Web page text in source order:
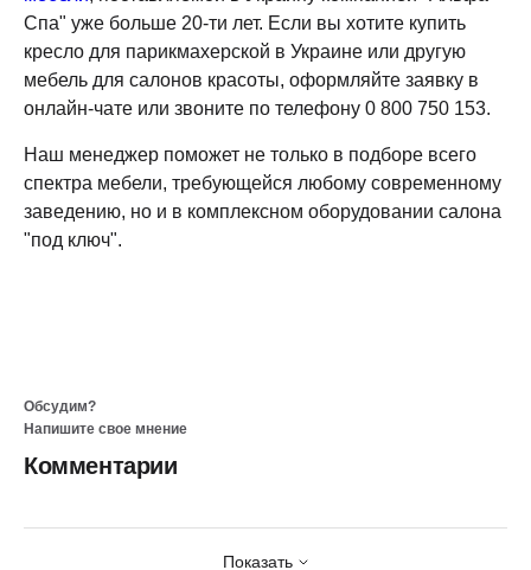
Спа" уже больше 20-ти лет. Если вы хотите купить
кресло для парикмахерской в Украине или другую
мебель для салонов красоты, оформляйте заявку в
онлайн-чате или звоните по телефону 0 800 750 153.
Наш менеджер поможет не только в подборе всего
спектра мебели, требующейся любому современному
заведению, но и в комплексном оборудовании салона
"под ключ".
Обсудим?
Напишите свое мнение
Комментарии
Показать